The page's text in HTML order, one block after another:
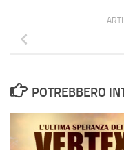
POTREBBERO